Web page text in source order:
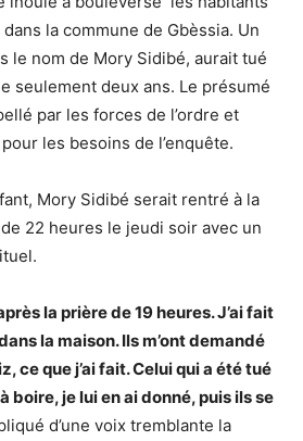
la commune de Gbèssia. Un
le nom de Mory Sidibé, aurait tué
seulement deux ans. Le présumé
par les forces de l’ordre et
les besoins de l’enquête.
Mory Sidibé serait rentré à la
22 heures le jeudi soir avec un
la prière de 19 heures. J’ai fait
la maison. Ils m’ont demandé
ce que j’ai fait. Celui qui a été tué
boire, je lui en ai donné, puis ils se
d’une voix tremblante la